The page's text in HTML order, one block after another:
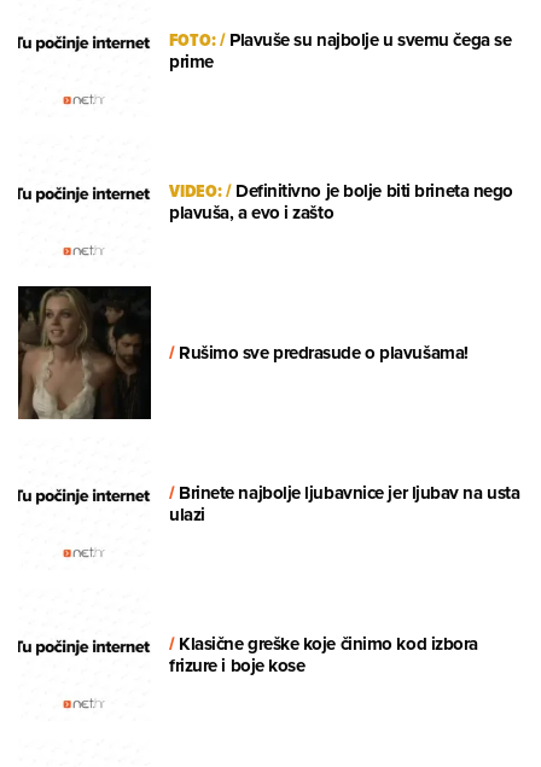
FOTO:/Plavuše su najbolje u svemu čega se
prime
VIDEO:/Definitivno je bolje biti brineta nego
plavuša, a evo i zašto
/Rušimo sve predrasude o plavušama!
/Brinete najbolje ljubavnice jer ljubav na usta
ulazi
/Klasične greške koje činimo kod izbora
frizure i boje kose